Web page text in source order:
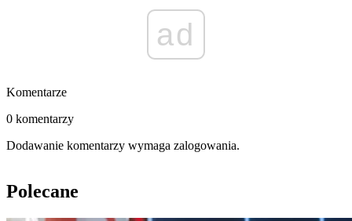
ad
Komentarze
0 komentarzy
Dodawanie komentarzy wymaga zalogowania.
Polecane